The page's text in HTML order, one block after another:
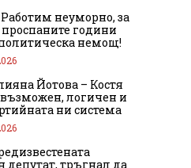
неуморно, за
години
немощ!
Йотова – Костя
логичен и
ни система
депутат, тръгнал да